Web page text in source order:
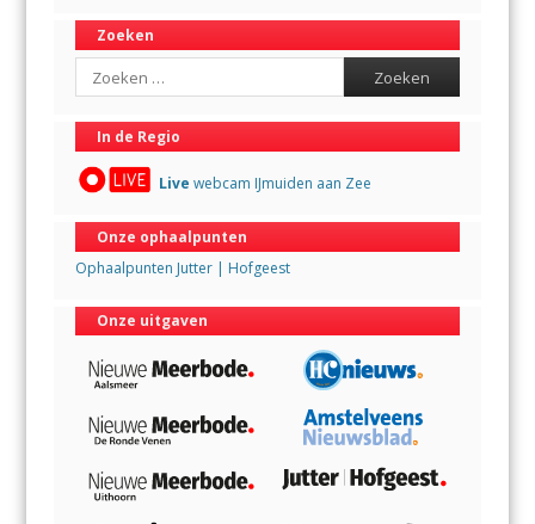
Zoeken
Search
In de Regio
Live webcam IJmuiden aan Zee
Onze ophaalpunten
Ophaalpunten Jutter | Hofgeest
Onze uitgaven